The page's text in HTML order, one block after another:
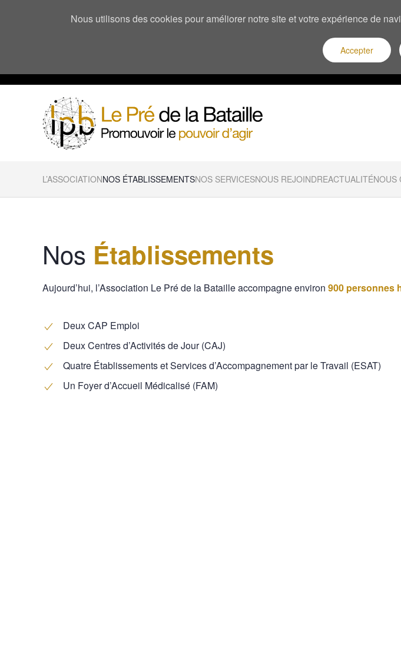
Nous utilisons des cookies pour améliorer notre site et votre expérience de
Accepter
L’ASSOCIATIONNOS ÉTABLISSEMENTSNOS SERVICESNOUS REJOINDREACTUALITÉNOUS
Nos Établissements
Aujourd’hui, l’Association Le Pré de la Bataille accompagne environ 900 personnes
Deux CAP Emploi
Deux Centres d’Activités de Jour (CAJ)
Quatre Établissements et Services d’Accompagnement par le Travail (ESAT)
Un Foyer d’Accueil Médicalisé (FAM)